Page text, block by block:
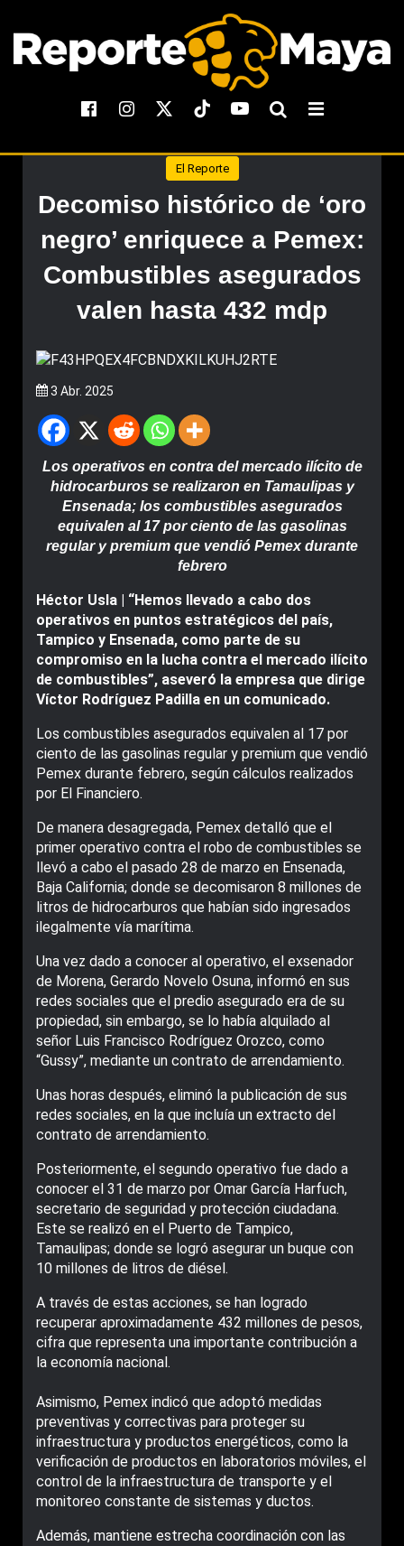
El Reporte
Decomiso histórico de ‘oro
negro’ enriquece a Pemex:
Combustibles asegurados
valen hasta 432 mdp
3 Abr. 2025
Los operativos en contra del mercado ilícito de
hidrocarburos se realizaron en Tamaulipas y
Ensenada; los combustibles asegurados
equivalen al 17 por ciento de las gasolinas
regular y premium que vendió Pemex durante
febrero
Héctor Usla | “Hemos llevado a cabo dos
operativos en puntos estratégicos del país,
Tampico y Ensenada, como parte de su
compromiso en la lucha contra el mercado ilícito
de combustibles”, aseveró la empresa que dirige
Víctor Rodríguez Padilla en un comunicado.
Los combustibles asegurados equivalen al 17 por
ciento de las gasolinas regular y premium que vendió
Pemex durante febrero, según cálculos realizados
por El Financiero.
De manera desagregada, Pemex detalló que el
primer operativo contra el robo de combustibles se
llevó a cabo el pasado 28 de marzo en Ensenada,
Baja California; donde se decomisaron 8 millones de
litros de hidrocarburos que habían sido ingresados
ilegalmente vía marítima.
Una vez dado a conocer al operativo, el exsenador
de Morena, Gerardo Novelo Osuna, informó en sus
redes sociales que el predio asegurado era de su
propiedad, sin embargo, se lo había alquilado al
señor Luis Francisco Rodríguez Orozco, como
“Gussy”, mediante un contrato de arrendamiento.
Unas horas después, eliminó la publicación de sus
redes sociales, en la que incluía un extracto del
contrato de arrendamiento.
Posteriormente, el segundo operativo fue dado a
conocer el 31 de marzo por Omar García Harfuch,
secretario de seguridad y protección ciudadana.
Este se realizó en el Puerto de Tampico,
Tamaulipas; donde se logró asegurar un buque con
10 millones de litros de diésel.
A través de estas acciones, se han logrado
recuperar aproximadamente 432 millones de pesos,
cifra que representa una importante contribución a
la economía nacional.
Asimismo, Pemex indicó que adoptó medidas
preventivas y correctivas para proteger su
infraestructura y productos energéticos, como la
verificación de productos en laboratorios móviles, el
control de la infraestructura de transporte y el
monitoreo constante de sistemas y ductos.
Además, mantiene estrecha coordinación con las